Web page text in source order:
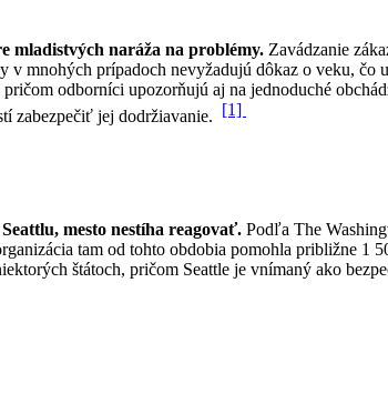
mladistvých naráža na problémy. Zavádzanie
v mnohých prípadoch nevyžadujú dôkaz o veku,
odborníci upozorňujú aj na jednoduché
zabezpečiť jej dodržiavanie. [1]
mesto nestíha reagovať. Podľa The
tam od tohto obdobia pomohla približne 1
štátoch, pričom Seattle je vnímaný ako